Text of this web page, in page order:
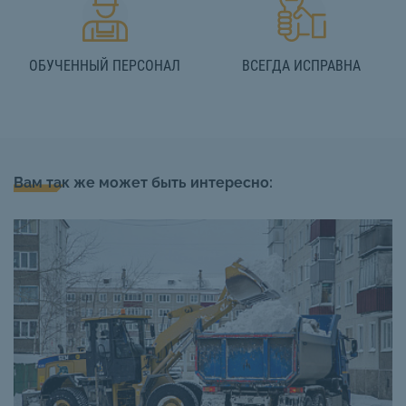
ОБУЧЕННЫЙ ПЕРСОНАЛ ВСЕГДА ИСПРАВНА
Вам так же может быть интересно: